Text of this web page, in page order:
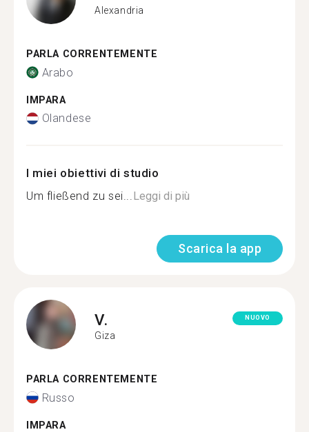
Alexandria
PARLA CORRENTEMENTE
Arabo
IMPARA
Olandese
I miei obiettivi di studio
Um fließend zu sei...Leggi di più
Scarica la app
V.
Giza
NUOVO
PARLA CORRENTEMENTE
Russo
IMPARA